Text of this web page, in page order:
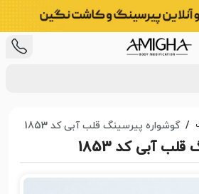
گوشواره پیرسینگ قلب آبی کد 1853
آبی کد 1853